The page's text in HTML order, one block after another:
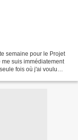
semaine pour le Projet
suis immédiatement
fois où j'ai voulu